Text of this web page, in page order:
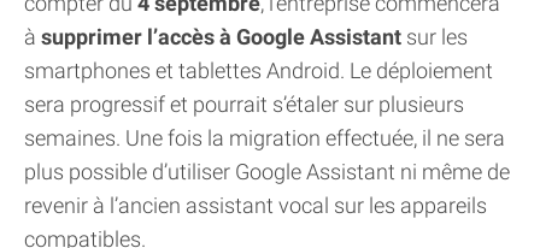
à supprimer l’accès à Google Assistant sur les
smartphones et tablettes Android. Le déploiement
sera progressif et pourrait s’étaler sur plusieurs
semaines. Une fois la migration effectuée, il ne sera
plus possible d’utiliser Google Assistant ni même de
revenir à l’ancien assistant vocal sur les appareils
compatibles.